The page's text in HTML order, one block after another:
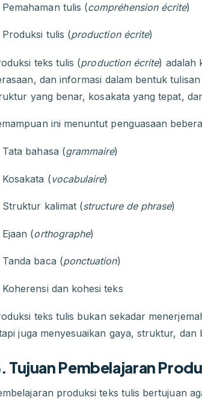
Pemahaman tulis (compréhension écrite)
Produksi tulis (production écrite)
teks tulis (production écrite) adalah
dan informasi dalam bentuk
yang benar, kosakata yang tepat,
ini menuntut penguasaan
Tata bahasa (grammaire)
Kosakata (vocabulaire)
Struktur kalimat (structure de phrase)
Ejaan (orthographe)
Tanda baca (ponctuation)
Koherensi dan kohesi teks
teks tulis bukan sekadar
juga menyesuaikan gaya, struktur,
Tujuan Pembelajaran
produksi teks tulis bertujuan